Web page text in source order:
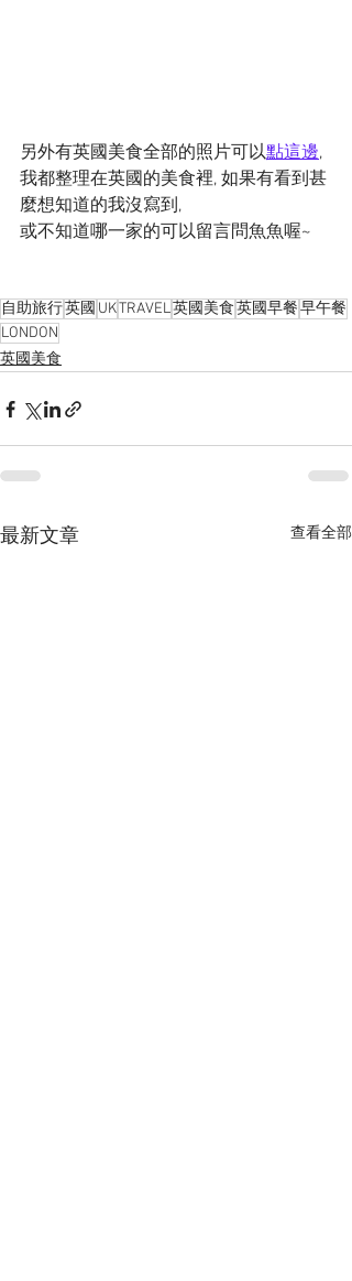
另外有英國美食全部的照片可以點這邊,
我都整理在英國的美食裡, 如果有看到甚
麼想知道的我沒寫到,
或不知道哪一家的可以留言問魚魚喔~
自助旅行英國 UKTRAVEL英國美食英國早餐早午餐
LONDON
英國美食
最新文章 查看全部